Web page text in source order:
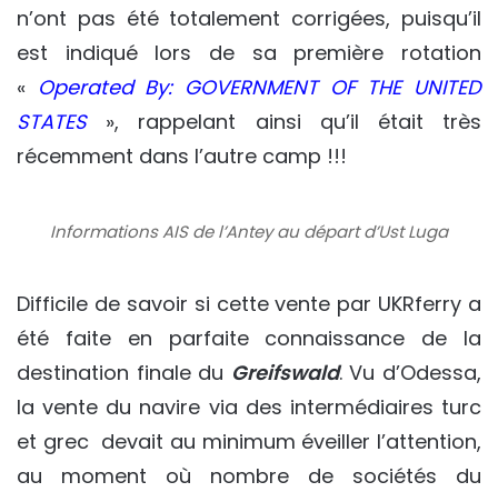
n’ont pas été totalement corrigées, puisqu’il
est indiqué lors de sa première rotation
« Operated By: GOVERNMENT OF THE UNITED
STATES», rappelant ainsi qu’il était très
récemment dans l’autre camp !!!
Informations AIS de l’Antey au départ d’Ust Luga
Difficile de savoir si cette vente par UKRferry a
été faite en parfaite connaissance de la
destination finale du Greifswald. Vu d’Odessa,
la vente du navire via des intermédiaires turc
et grec devait au minimum éveiller l’attention,
au moment où nombre de sociétés du